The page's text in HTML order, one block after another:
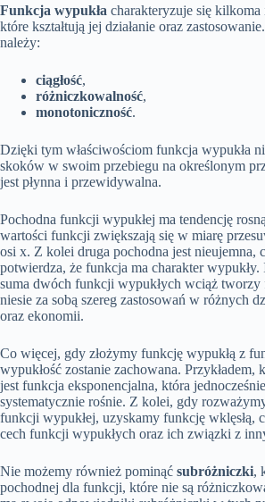
Funkcja wypukła charakteryzuje się kilkoma
które kształtują jej działanie oraz
należy:
ciągłość,
różniczkowalność,
monotoniczność.
Dzięki tym właściwościom funkcja wypukła
skoków w swoim przebiegu na określonym
jest płynna i przewidywalna.
Pochodna funkcji wypukłej ma tendencję
wartości funkcji zwiększają się w miarę
osi x. Z kolei druga pochodna jest nieujemna,
potwierdza, że funkcja ma charakter wypukły.
suma dwóch funkcji wypukłych wciąż tworzy
niesie za sobą szereg zastosowań w różnych
oraz ekonomii.
Co więcej, gdy złożymy funkcję wypukłą z
wypukłość zostanie zachowana. Przykładem,
jest funkcja eksponencjalna, która
systematycznie rośnie. Z kolei, gdy
funkcji wypukłej, uzyskamy funkcję wklęsłą,
cech funkcji wypukłych oraz ich związki z
Nie możemy również pominąć subróżniczki,
pochodnej dla funkcji, które nie są